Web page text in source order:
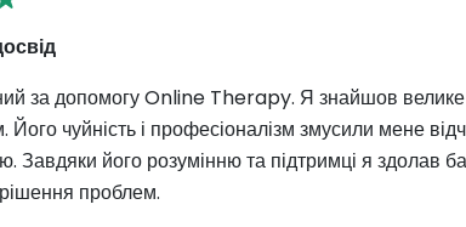
за допомогу Online Therapy. Я знайшов
Його чуйність і професіоналізм змусили мене
Завдяки його розумінню та підтримці я здолав
проблем.